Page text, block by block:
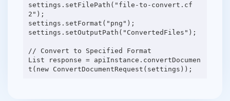
settings.setFilePath("file-to-convert.cf
2");
settings.setFormat("png");
settings.setOutputPath("ConvertedFiles");
// Convert to Specified Format
List response = apiInstance.convertDocumen